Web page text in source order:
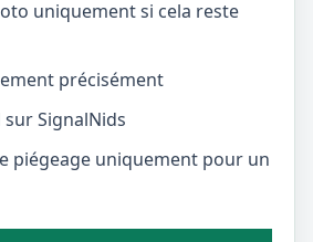
uniquement si cela reste
précisément
SignalNids
piégeage uniquement pour un